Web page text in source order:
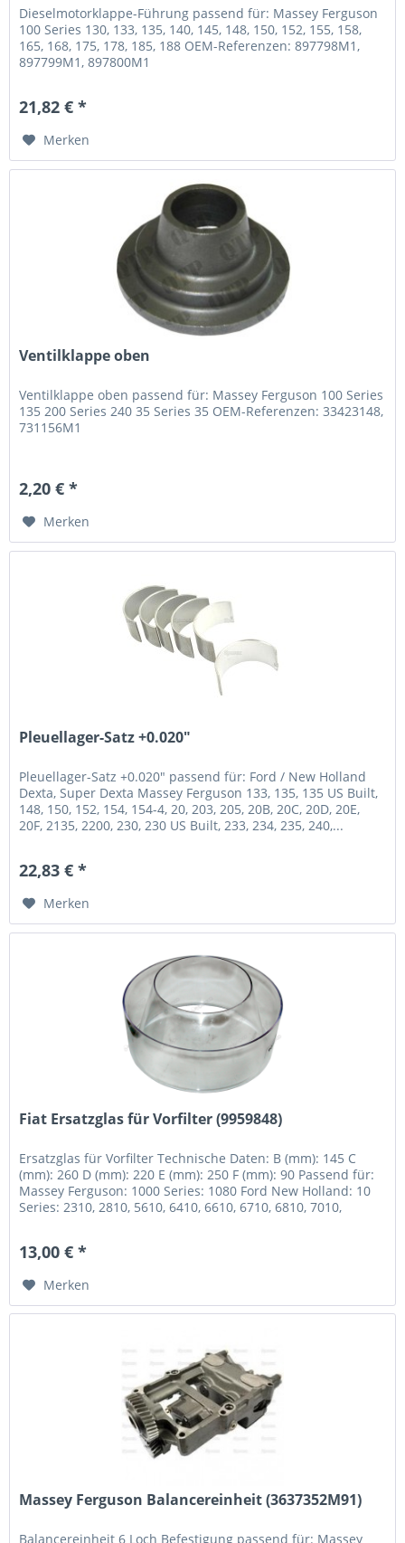
Dieselmotorklappe-Führung passend für: Massey Ferguson
100 Series 130, 133, 135, 140, 145, 148, 150, 152, 155, 158,
165, 168, 175, 178, 185, 188 OEM-Referenzen: 897798M1,
897799M1, 897800M1
21,82 € *
Merken
Ventilklappe oben
Ventilklappe oben passend für: Massey Ferguson 100 Series
135 200 Series 240 35 Series 35 OEM-Referenzen: 33423148,
731156M1
2,20 € *
Merken
Pleuellager-Satz +0.020"
Pleuellager-Satz +0.020" passend für: Ford / New Holland
Dexta, Super Dexta Massey Ferguson 133, 135, 135 US Built,
148, 150, 152, 154, 154-4, 20, 203, 205, 20B, 20C, 20D, 20E,
20F, 2135, 2200, 230, 230 US Built, 233, 234, 235, 240,...
22,83 € *
Merken
Fiat Ersatzglas für Vorfilter (9959848)
Ersatzglas für Vorfilter Technische Daten: B (mm): 145 C
(mm): 260 D (mm): 220 E (mm): 250 F (mm): 90 Passend für:
Massey Ferguson: 1000 Series: 1080 Ford New Holland: 10
Series: 2310, 2810, 5610, 6410, 6610, 6710, 6810, 7010,
13,00 € *
Merken
Massey Ferguson Balancereinheit (3637352M91)
Balancereinheit 6 Loch Befestigung passend für: Massey